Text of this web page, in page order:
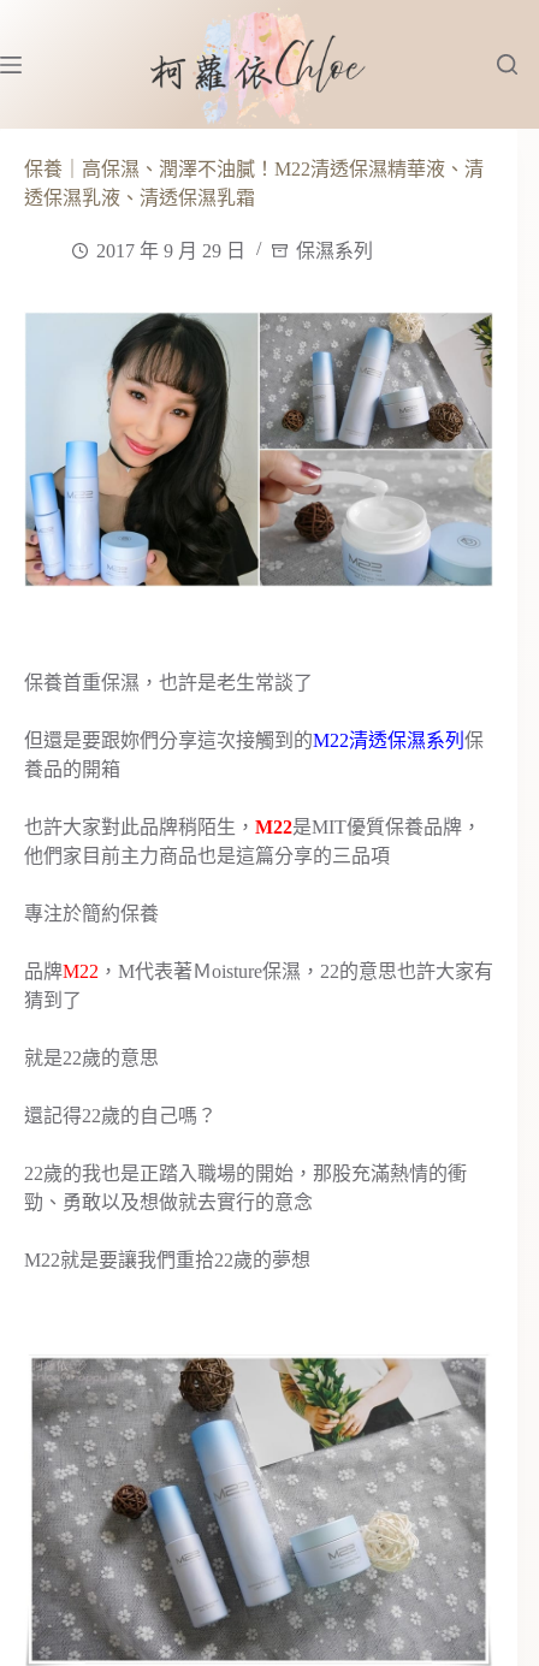
主
內
保養｜高保濕、潤澤不油膩！M22清透保濕精華液、清
透保濕乳液、清透保濕乳霜
2017 年 9 月 29 日 保濕系列
保養首重保濕，也許是老生常談了
但還是要跟妳們分享這次接觸到的M22清透保濕系列 保
養品的開箱
也許大家對此品牌稍陌生， M22是MIT優質保養品牌，
他們家目前主力商品也是這篇分享的三品項
專注於簡約保養
品牌M22 ，M代表著Ｍoisture保濕，22的意思也許大家有
猜到了
就是22歲的意思
還記得22歲的自己嗎？
22歲的我也是正踏入職場的開始，那股充滿熱情的衝
勁、勇敢以及想做就去實行的意念
M22就是要讓我們重拾22歲的夢想